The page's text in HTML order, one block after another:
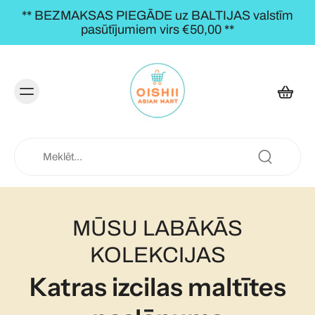
** BEZMAKSAS PIEGĀDE uz BALTIJAS valstīm
pasūtījumiem virs €50,00 **
MŪSU LABĀKĀS
KOLEKCIJAS
izcilas maltītes